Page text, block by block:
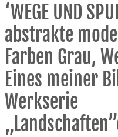
‘WEGE UND
abstrakte
Farben Grau,
Eines meiner
Werkserie